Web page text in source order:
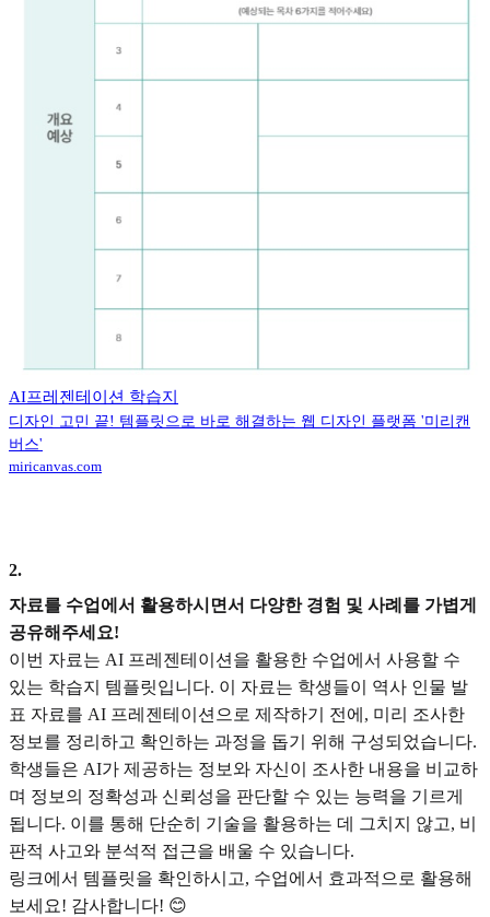
AI프레젠테이션 학습지
디자인 고민 끝! 템플릿으로 바로 해결하는 웹 디자인 플랫폼 '미리캔
버스'
miricanvas.com
2.
자료를 수업에서 활용하시면서 다양한 경험 및 사례를 가볍게
공유해주세요!
이번 자료는 AI 프레젠테이션을 활용한 수업에서 사용할 수
있는 학습지 템플릿입니다. 이 자료는 학생들이 역사 인물 발
표 자료를 AI 프레젠테이션으로 제작하기 전에, 미리 조사한
정보를 정리하고 확인하는 과정을 돕기 위해 구성되었습니다.
학생들은 AI가 제공하는 정보와 자신이 조사한 내용을 비교하
며 정보의 정확성과 신뢰성을 판단할 수 있는 능력을 기르게
됩니다. 이를 통해 단순히 기술을 활용하는 데 그치지 않고, 비
판적 사고와 분석적 접근을 배울 수 있습니다.
링크에서 템플릿을 확인하시고, 수업에서 효과적으로 활용해
보세요! 감사합니다! 😊